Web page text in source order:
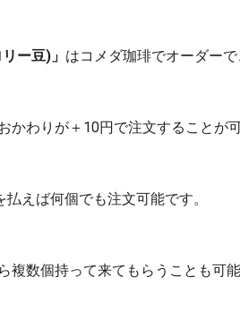
ー豆)」 はコメダ珈琲でオーダーで
かわりが＋10円で注文することが可
えば何個でも注文可能です。
複数個持って来てもらうことも可能